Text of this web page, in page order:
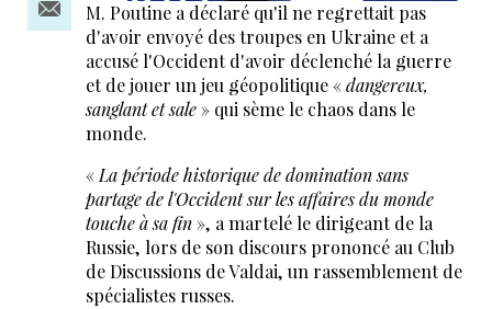
M. Poutine a déclaré qu'il ne regrettait pas
d'avoir envoyé des troupes en Ukraine et a
accusé l'Occident d'avoir déclenché la guerre
et de jouer un jeu géopolitique «dangereux,
sanglant et sale» qui sème le chaos dans le
monde.
«La période historique de domination sans
partage de l'Occident sur les affaires du monde
touche à sa fin», a martelé le dirigeant de la
Russie, lors de son discours prononcé au Club
de Discussions de Valdai, un rassemblement de
spécialistes russes.